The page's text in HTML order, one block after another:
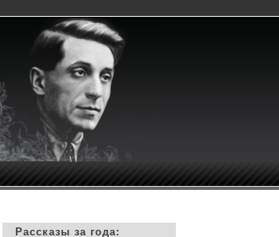
Рассказы за года: